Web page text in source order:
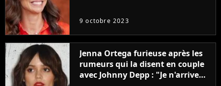
9 octobre 2023
Jenna Ortega furieuse après les
rumeurs qui la disent en couple
avec Johnny Depp : "Je n'arrive